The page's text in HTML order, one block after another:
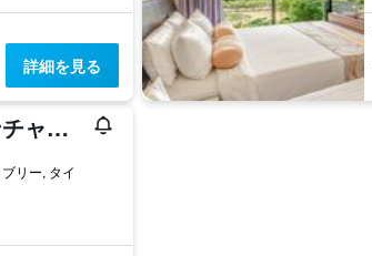
詳細を見る
リムナーム クランチャン ホテル
リー, タイ